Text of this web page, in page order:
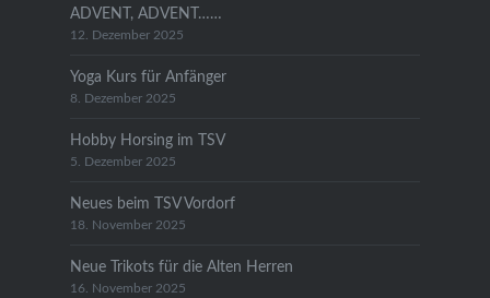
ADVENT, ADVENT……
12. Dezember 2025
Yoga Kurs für Anfänger
8. Dezember 2025
Hobby Horsing im TSV
5. Dezember 2025
Neues beim TSV Vordorf
18. November 2025
Neue Trikots für die Alten Herren
16. November 2025